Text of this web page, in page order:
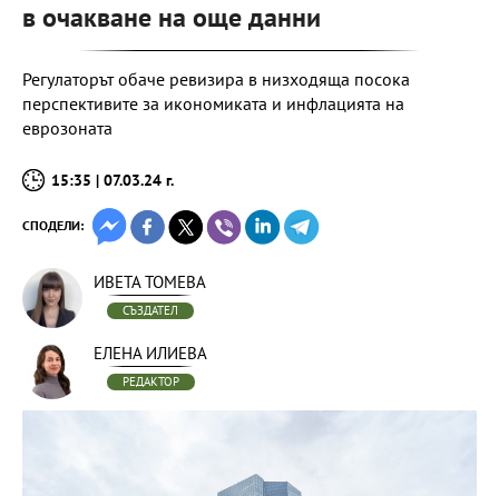
в очакване на още данни
Регулаторът обаче ревизира в низходяща посока
перспективите за икономиката и инфлацията на
еврозоната
15:35 | 07.03.24 г.
СПОДЕЛИ:
ИВЕТА ТОМЕВА
СЪЗДАТЕЛ
ЕЛЕНА ИЛИЕВА
РЕДАКТОР